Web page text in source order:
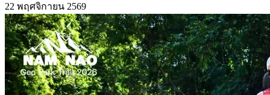
22 พฤศจิกายน 2569